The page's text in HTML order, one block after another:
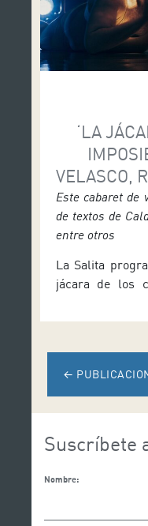
‘LA
VELASCO,
Este cabaret de
de textos de
entre otros
La Salita
jácara de los
funciones de
las 12:00 horas
←
Suscríbete
Nombre: